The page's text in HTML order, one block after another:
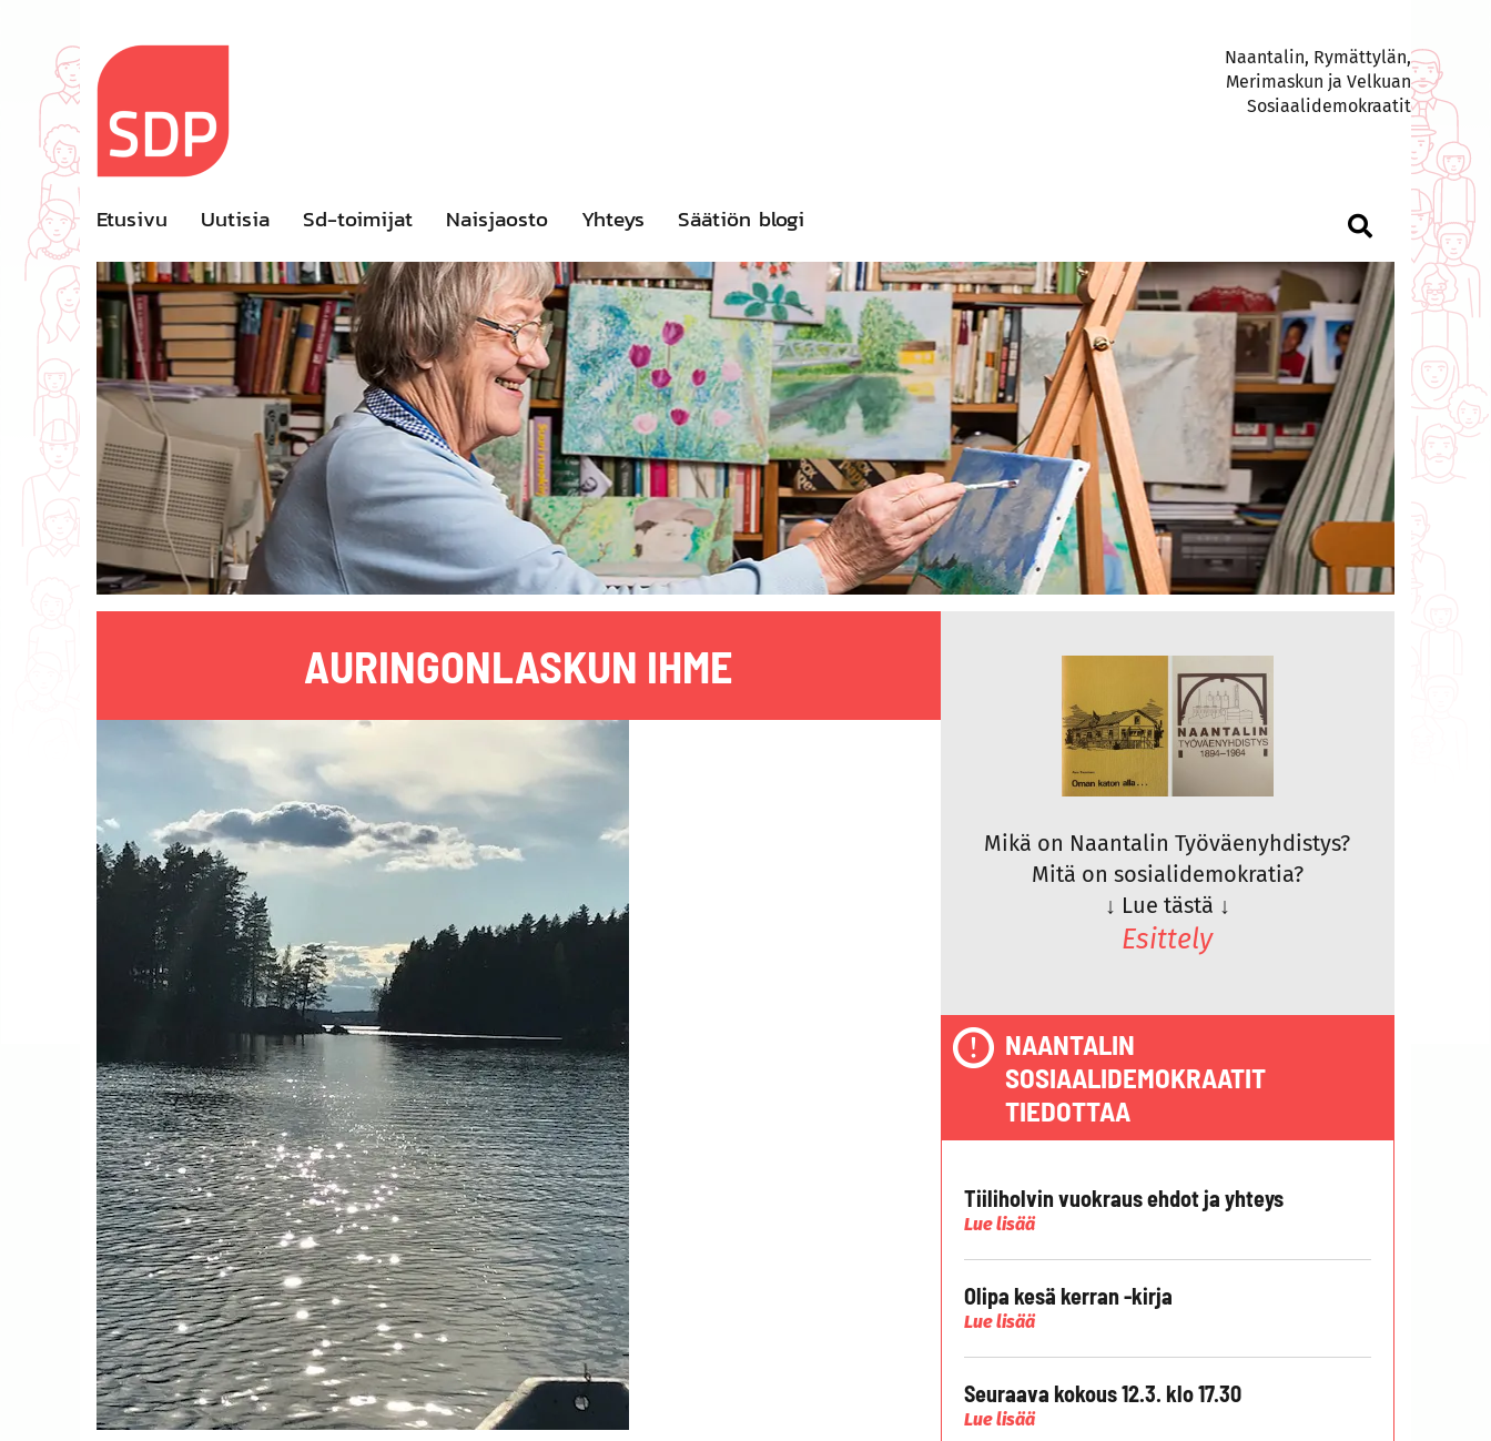
content
Naantalin, Rymättylän,
Merimaskun ja Velkuan
Sosiaalidemokraatit
Etusivu Uutisia Sd-toimijat Naisjaosto Yhteys Säätiön blogi
AURINGONLASKUN IHME
Mikä on Naantalin Työväenyhdistys?
Mitä on sosialidemokratia?
↓ Lue tästä ↓
Esittely
NAANTALIN
SOSIAALIDEMOKRAATIT
TIEDOTTAA
Tiiliholvin vuokraus ehdot ja yhteys
Lue lisää
Olipa kesä kerran -kirja
Lue lisää
Seuraava kokous 12.3. klo 17.30
Lue lisää